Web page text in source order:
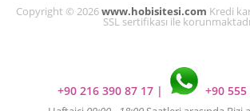
Copyright © 2026www.hobisitesi.com Kredi
SSL sertifikası ile
+90 216 390 87 17 | +90